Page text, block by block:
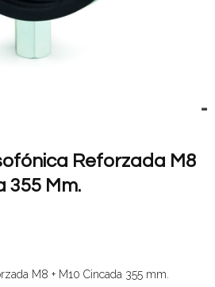
Reforzada M8
355 Mm.
M8 + M10 Cincada 355 mm.